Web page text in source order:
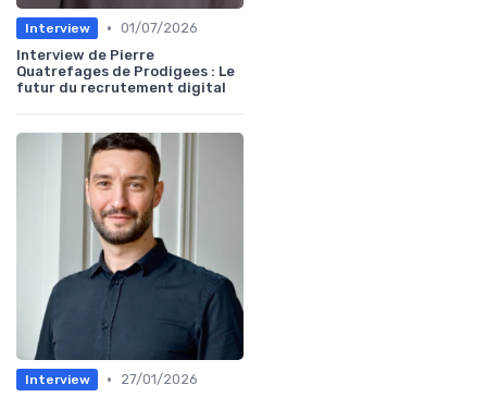
Interview • 01/07/2026
Interview de Pierre
Quatrefages de Prodigees : Le
futur du recrutement digital
Interview •
27/01/2026